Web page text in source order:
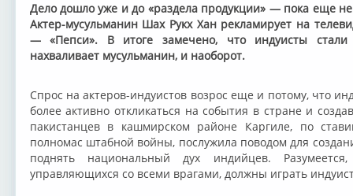
Дело дошло уже и до «раздела продукции» — пока еще
Актер-мусульманин Шах Рукх Хан рекламирует на
— «Пепси». В итоге замечено, что индуисты
нахваливает мусульманин, и наоборот.
Спрос на актеров-индуистов возрос еще и потому, что
более активно откликаться на события в стране и
пакистанцев в кашмирском районе Каргиле, по
полномас штабной войны, послужила поводом для
поднять национальный дух индийцев.
управляющихся со всеми врагами, должны играть